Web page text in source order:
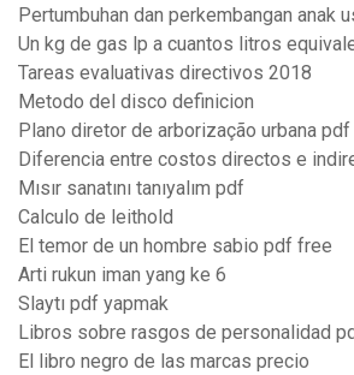
Pertumbuhan dan perkembangan anak
Un kg de gas lp a cuantos litros
Tareas evaluativas directivos 2018
Metodo del disco definicion
Plano diretor de arborização urbana pdf
Diferencia entre costos directos e
Mısır sanatını tanıyalım pdf
Calculo de leithold
El temor de un hombre sabio pdf free
Arti rukun iman yang ke 6
Slaytı pdf yapmak
Libros sobre rasgos de personalidad
El libro negro de las marcas precio